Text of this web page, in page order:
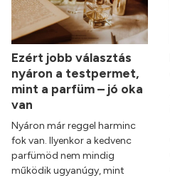
Ezért jobb választás
nyáron a testpermet,
mint a parfüm – jó oka
van
Nyáron már reggel harminc
fok van. Ilyenkor a kedvenc
parfümöd nem mindig
működik ugyanúgy, mint